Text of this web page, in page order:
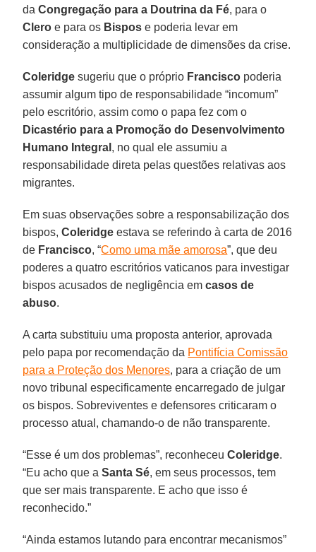
daCongregação para a Doutrina da Fé, para o
Clero e para os Bispos e poderia levar em
consideração a multiplicidade de dimensões da crise.
Coleridge sugeriu que o próprio Francisco poderia
assumir algum tipo de responsabilidade “incomum”
pelo escritório, assim como o papa fez com o
Dicastério para a Promoção do Desenvolvimento
Humano Integral , no qual ele assumiu a
responsabilidade direta pelas questões relativas aos
migrantes.
Em suas observações sobre a responsabilização dos
bispos,Coleridge estava se referindo à carta de 2016
de Francisco, “Como uma mãe amorosa”, que deu
poderes a quatro escritórios vaticanos para investigar
bispos acusados de negligência emcasos de
abuso.
A carta substituiu uma proposta anterior, aprovada
pelo papa por recomendação da Pontifícia Comissão
para a Proteção dos Menores, para a criação de um
novo tribunal especificamente encarregado de julgar
os bispos. Sobreviventes e defensores criticaram o
processo atual, chamando-o de não transparente.
“Esse é um dos problemas”, reconheceuColeridge.
“Eu acho que aSanta Sé, em seus processos, tem
que ser mais transparente. E acho que isso é
reconhecido.”
“Ainda estamos lutando para encontrar mecanismos”